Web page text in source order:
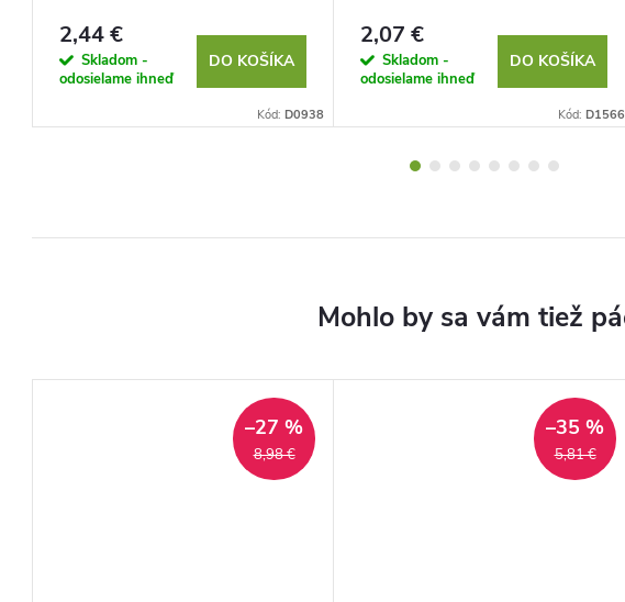
2,44 €
Skladom -
odosielame ihneď
DO KOŠÍKA
Kód: D0938
2,07 €
Skladom -
odosielame ihneď
DO KOŠÍKA
Kód: D1566
8,98 €
–27 %
5,81 €
–35 %